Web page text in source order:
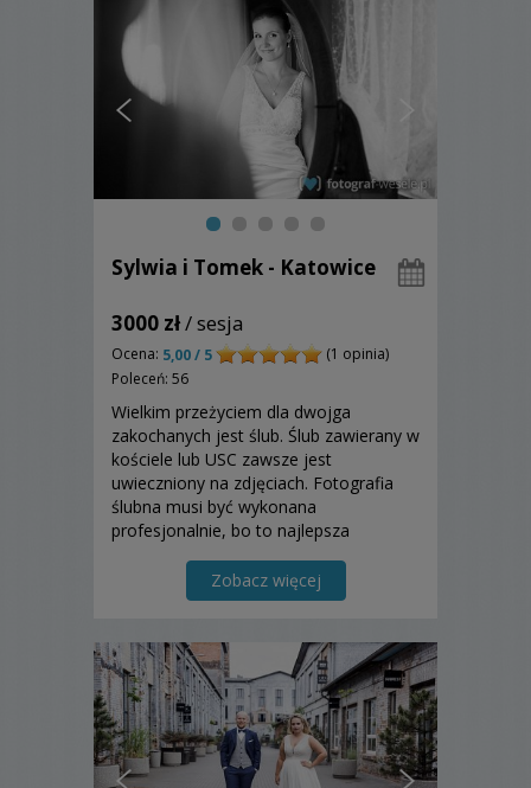
Sylwia i Tomek - Katowice
3000 zł/ sesja
Ocena: 5,00 / 5
(1 opinia)
Poleceń: 56
Wielkim przeżyciem dla dwojga
zakochanych jest ślub. Ślub zawierany w
kościele lub USC zawsze jest
uwieczniony na zdjęciach. Fotografia
ślubna musi być wykonana
profesjonalnie, bo to najlepsza
fotografowie wykonamy Wam bez
zarzutu fotografię ślubną, albumy-
Zobacz więcej